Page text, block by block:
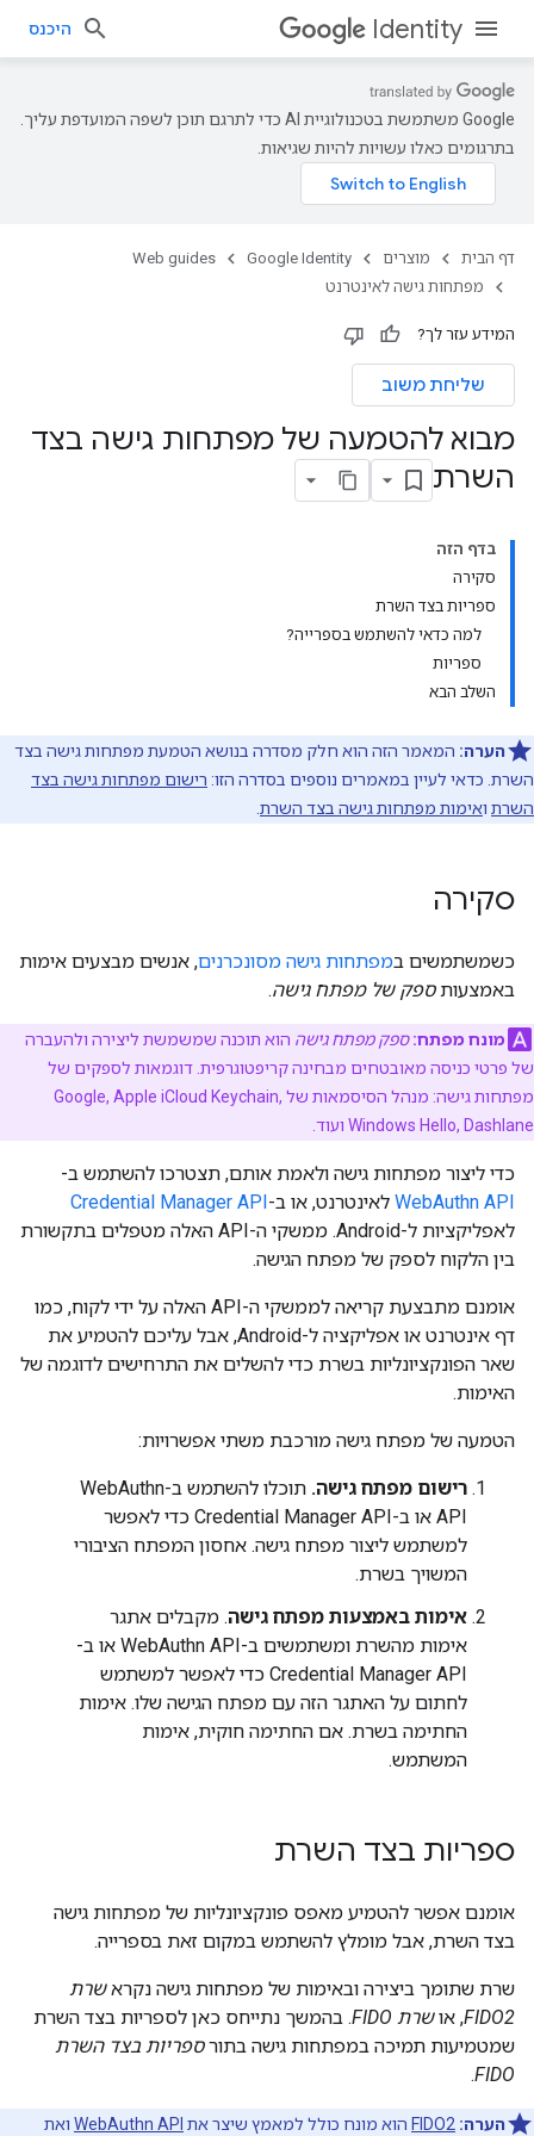
Identity היכנס
‫Google משתמשת בטכנולוגיית AI כדי לתרגם תוכן לשפה המועדפת עליך.
בתרגומים כאלו עשויות להיות שגיאות.
דף הבית מוצרים Google Identity
Web guides
מפתחות גישה לאינטרנט
המידע עזר לך?
שליחת משוב
מבוא להטמעה של מפתחות גישה בצד
השרת
בדף הזה
סקירה
ספריות בצד השרת
למה כדאי להשתמש בספרייה?
ספריות
השלב הבא
הערה: המאמר הזה הוא חלק מסדרה בנושא הטמעת מפתחות גישה בצד
השרת. כדאי לעיין במאמרים נוספים בסדרה הזו: רישום מפתחות גישה בצד
השרת ואימות מפתחות גישה בצד השרת
סקירה
כשמשתמשים במפתחות גישה מסונכרנים, אנשים מבצעים אימות
באמצעותספק של מפתח גישה.
מונח מפתח: ספק מפתח גישה הוא תוכנה שמשמשת ליצירה ולהעברה
של פרטי כניסה מאובטחים מבחינה קריפטוגרפית. דוגמאות לספקים של
מפתחות גישה: מנהל הסיסמאות של Google, Apple iCloud Keychain,
Windows Hello, Dashlane ועוד.
כדי ליצור מפתחות גישה ולאמת אותם, תצטרכו להשתמש ב-
WebAuthn API לאינטרנט, או ב-Credential Manager API
לאפליקציות ל-Android. ממשקי ה-API האלה מטפלים בתקשורת
בין הלקוח לספק של מפתח הגישה.
אומנם מתבצעת קריאה לממשקי ה-API האלה על ידי לקוח, כמו
דף אינטרנט או אפליקציה ל-Android, אבל עליכם להטמיע את
שאר הפונקציונליות בשרת כדי להשלים את התרחישים לדוגמה של
האימות.
הטמעה של מפתח גישה מורכבת משתי אפשרויות:
רישום מפתח גישה.
תוכלו להשתמש ב-WebAuthn
API או ב-Credential Manager API כדי לאפשר
למשתמש ליצור מפתח גישה. אחסון המפתח הציבורי
המשויך בשרת.
אימות באמצעות מפתח גישה. מקבלים אתגר
אימות מהשרת ומשתמשים ב-WebAuthn API או ב-
Credential Manager API כדי לאפשר למשתמש
לחתום על האתגר הזה עם מפתח הגישה שלו. אימות
החתימה בשרת. אם החתימה חוקית, אימות
המשתמש.
ספריות בצד השרת
אומנם אפשר להטמיע מאפס פונקציונליות של מפתחות גישה
בצד השרת, אבל מומלץ להשתמש במקום זאת בספרייה.
שרת שתומך ביצירה ובאימות של מפתחות גישה נקראשרת
FIDO2, אושרת FIDO
. בהמשך נתייחס כאן לספריות בצד השרת
שמטמיעות תמיכה במפתחות גישה בתורספריות בצד השרת
FIDO
.
הערה: FIDO2 הוא מונח כולל למאמץ שיצר את WebAuthn API ואת